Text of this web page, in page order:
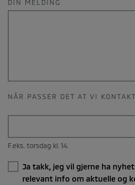
DIN MELDING
NÅR PASSER DET AT VI
F.eks. torsdag kl. 14.
Ja takk, jeg vil gjerne ha
relevant info om aktuelle og